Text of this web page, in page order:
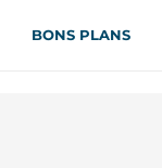
BONS PLANS